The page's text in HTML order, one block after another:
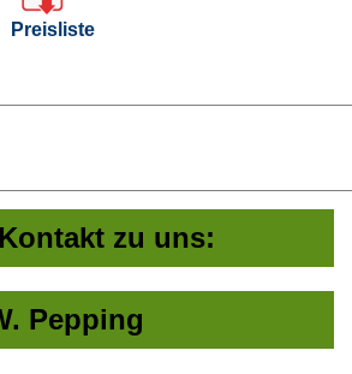
Preisliste
zu uns:
Pepping